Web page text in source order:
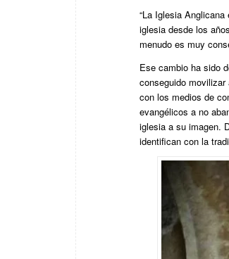
“La Iglesia
iglesia desde los
menudo es muy
Ese cambio ha sido
conseguido
con los medios de
evangélicos a no
iglesia a su imagen.
identifican con la